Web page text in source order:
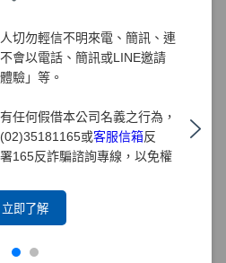
切勿輕信不明來電、簡訊、連
會以電話、簡訊或LINE邀請
驗」等。
任何假借本公司名義之行為，
或客服信箱反
165反詐騙諮詢專線，以免權
立即了解
遵循法令。
立董事於選任時及任職期間內資
之檢視結果。
理主管。本公司或公司治理主
法令規章辦理。
所訂定之事項等。
下：
公司治理、公平待客、誠信經
發展及ESG
重要規範適時研修調整，包括修